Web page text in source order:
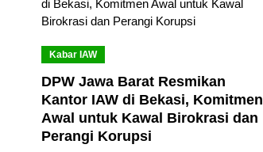
Kabar IAW
DPW Jawa Barat Resmikan
Kantor IAW di Bekasi, Komitmen
Awal untuk Kawal Birokrasi dan
Perangi Korupsi